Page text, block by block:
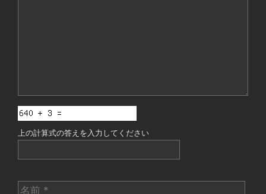
上の計算式の答えを入力してください
名